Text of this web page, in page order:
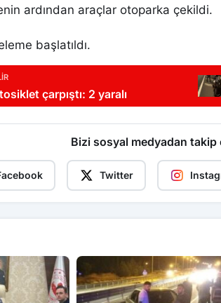
ardından araçlar otoparka çekildi.
başlatıldı.
çarpıştı: 2 yaralı
Bizi sosyal medyadan takip
Twitter